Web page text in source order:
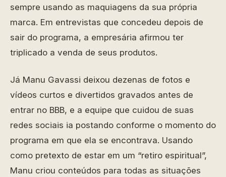
sempre usando as maquiagens da sua própria
marca. Em entrevistas que concedeu depois de
sair do programa, a empresária afirmou ter
triplicado a venda de seus produtos.
Já Manu Gavassi deixou dezenas de fotos e
vídeos curtos e divertidos gravados antes de
entrar no BBB, e a equipe que cuidou de suas
redes sociais ia postando conforme o momento do
programa em que ela se encontrava. Usando
como pretexto de estar em um “retiro espiritual”,
Manu criou conteúdos para todas as situações